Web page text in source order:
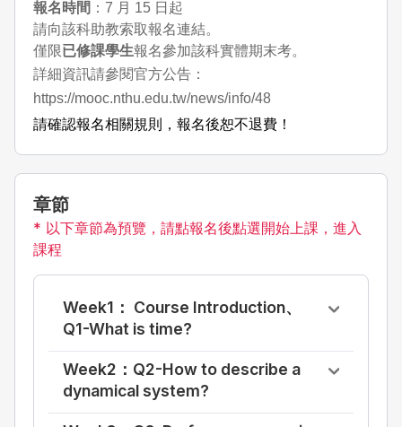
報名時間 ：7 月 15 日起
請向該科助教索取報名連結。
僅限已修課學生報名參加該科實體期末考。
詳細資訊請參閱官方公告：
https://mooc.nthu.edu.tw/news/info/48
請確認報名相關規則，報名後恕不退費！
章節
* 以下章節為預覽，請點報名後點選開始上課，進入
課程
Week1： Course Introduction、
Q1-What is time?
Week2：Q2-How to describe a
dynamical system?